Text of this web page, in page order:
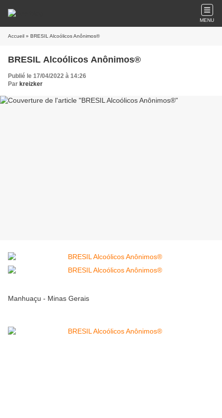
MENU
Accueil » BRESIL Alcoólicos Anônimos®
BRESIL Alcoólicos Anônimos®
Publié le 17/04/2022 à 14:26
Par kreizker
Manhuaçu - Minas Gerais